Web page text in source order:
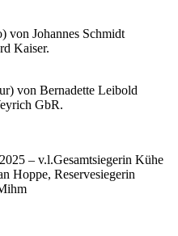
Johannes Schmidt
Kaiser.
von Bernadette Leibold
GbR.
– v.l.Gesamtsiegerin Kühe
Hoppe, Reservesiegerin